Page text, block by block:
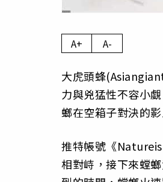
A+ A-
大虎頭蜂
力與兇猛性不容小
螂在空箱子對決的
推特帳號《
相對峙，接下來螳